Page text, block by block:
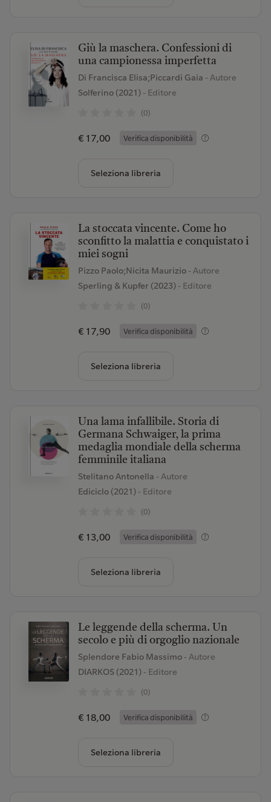
Giù la maschera. Confessioni di
una campionessa imperfetta
Di Francisca Elisa;Piccardi Gaia - Autore
Solferino (2021)- Editore
(0)
€ 17,00 Verifica disponibilità
Seleziona libreria
La stoccata vincente. Come ho
sconfitto la malattia e conquistato i
miei sogni
Pizzo Paolo;Nicita Maurizio - Autore
Sperling & Kupfer (2023)- Editore
(0)
€ 17,90 Verifica disponibilità
Seleziona libreria
Una lama infallibile. Storia di
Germana Schwaiger, la prima
medaglia mondiale della scherma
femminile italiana
Stelitano Antonella - Autore
Ediciclo (2021)- Editore
(0)
€ 13,00 Verifica disponibilità
Seleziona libreria
Le leggende della scherma. Un
secolo e più di orgoglio nazionale
Splendore Fabio Massimo - Autore
DIARKOS (2021)- Editore
(0)
€ 18,00 Verifica disponibilità
Seleziona libreria